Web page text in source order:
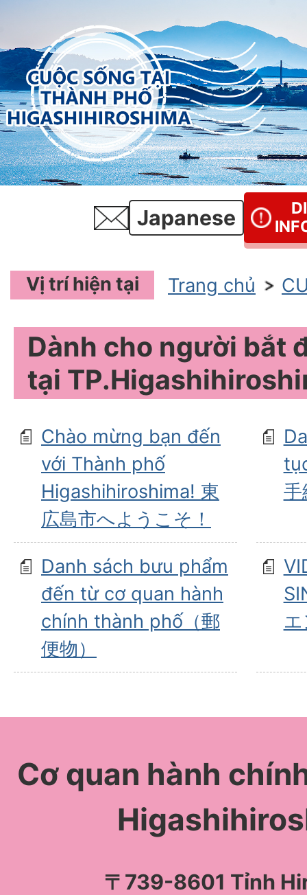
Japanese
Vị trí hiện tại Trang chủ
Dành cho người bắt
tại
Chào mừng bạn đến
với Thành phố
Higashihiroshima! 東
広島市へようこそ！
手
Danh sách bưu phẩm
đến từ cơ quan hành
chính thành phố（郵
便物）
Cơ quan hành
〒739-8601 Tỉnh